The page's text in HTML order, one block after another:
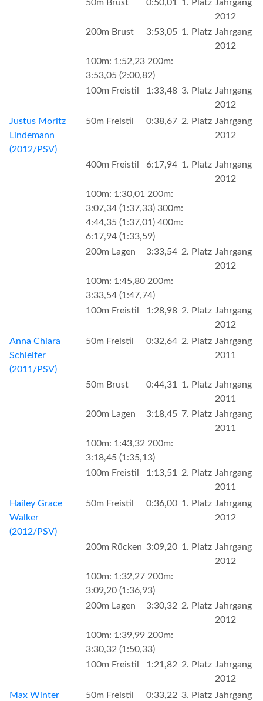
50m Brust 0:50,01 1. Platz Jahrgang
2012
200m Brust
3:53,05 1. Platz Jahrgang
2012
100m: 1:52,23 200m:
3:53,05 (2:00,82)
100m Freistil
1:33,48 3. Platz Jahrgang
2012
Justus Moritz
Lindemann
(2012/PSV)
50m Freistil 0:38,67 2. Platz Jahrgang
2012
400m Freistil 6:17,94 1. Platz Jahrgang
2012
100m: 1:30,01 200m:
3:07,34 (1:37,33) 300m:
4:44,35 (1:37,01) 400m:
6:17,94 (1:33,59)
200m Lagen
3:33,54 2. Platz Jahrgang
2012
100m: 1:45,80 200m:
3:33,54 (1:47,74)
100m Freistil
1:28,98 2. Platz Jahrgang
2012
Anna Chiara
Schleifer
(2011/PSV)
50m Freistil 0:32,64 2. Platz Jahrgang
2011
50m Brust 0:44,31 1. Platz Jahrgang
2011
200m Lagen
3:18,45 7. Platz Jahrgang
2011
100m: 1:43,32 200m:
3:18,45 (1:35,13)
100m Freistil
1:13,51 2. Platz Jahrgang
2011
Hailey Grace
Walker
(2012/PSV)
50m Freistil 0:36,00 1. Platz Jahrgang
2012
200m Rücken 3:09,20 1. Platz Jahrgang
2012
100m: 1:32,27 200m:
3:09,20 (1:36,93)
200m Lagen
3:30,32 2. Platz Jahrgang
2012
100m: 1:39,99 200m:
3:30,32 (1:50,33)
100m Freistil
1:21,82 2. Platz Jahrgang
2012
Max Winter
50m Freistil 0:33,22 3. Platz Jahrgang